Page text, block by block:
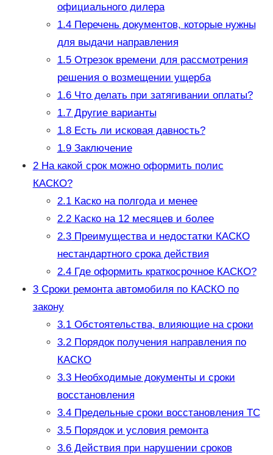
официального дилера
1.4Перечень документов, которые нужны
для выдачи направления
1.5Отрезок времени для рассмотрения
решения о возмещении ущерба
1.6Что делать при затягивании оплаты?
1.7Другие варианты
1.8Есть ли исковая давность?
1.9Заключение
2На какой срок можно оформить полис
КАСКО?
2.1Каско на полгода и менее
2.2Каско на 12 месяцев и более
2.3Преимущества и недостатки КАСКО
нестандартного срока действия
2.4Где оформить краткосрочное КАСКО?
3Сроки ремонта автомобиля по КАСКО по
закону
3.1Обстоятельства, влияющие на сроки
3.2Порядок получения направления по
КАСКО
3.3Необходимые документы и сроки
восстановления
3.4Предельные сроки восстановления ТС
3.5Порядок и условия ремонта
3.6Действия при нарушении сроков